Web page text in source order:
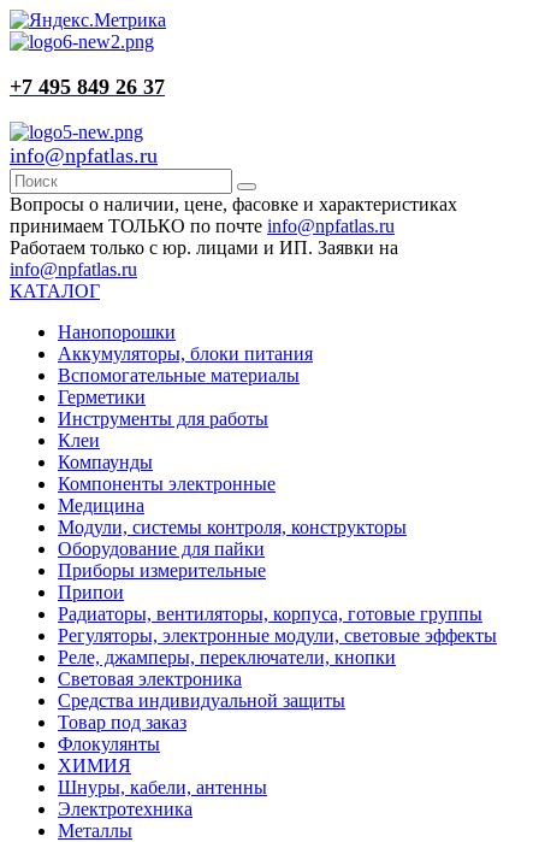
+7 495 849 26 37
info@npfatlas.ru
Вопросы о наличии, цене, фасовке и характеристиках
принимаем ТОЛЬКО по почте info@npfatlas.ru
Работаем только с юр. лицами и ИП. Заявки на
info@npfatlas.ru
КАТАЛОГ
Нанопорошки
Аккумуляторы, блоки питания
Вспомогательные материалы
Герметики
Инструменты для работы
Клеи
Компаунды
Компоненты электронные
Медицина
Модули, системы контроля, конструкторы
Оборудование для пайки
Приборы измерительные
Припои
Радиаторы, вентиляторы, корпуса, готовые группы
Регуляторы, электронные модули, световые эффекты
Реле, джамперы, переключатели, кнопки
Световая электроника
Средства индивидуальной защиты
Товар под заказ
Флокулянты
ХИМИЯ
Шнуры, кабели, антенны
Электротехника
Металлы